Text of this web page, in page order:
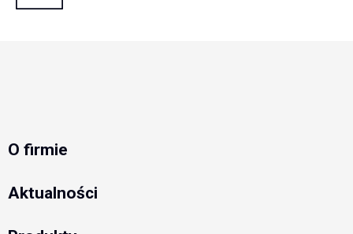
O firmie
Aktualności